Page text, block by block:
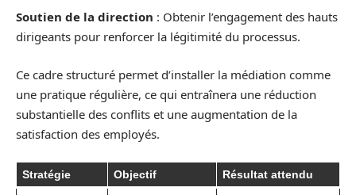
Soutien de la direction : Obtenir l’engagement des hauts
dirigeants pour renforcer la légitimité du processus.
Ce cadre structuré permet d’installer la médiation comme
une pratique régulière, ce qui entraînera une réduction
substantielle des conflits et une augmentation de la
satisfaction des employés.
Stratégie Objectif Résultat attendu